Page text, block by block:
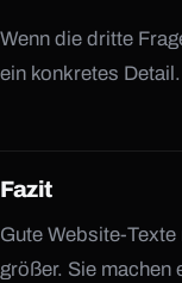
Wenn die dritte
ein konkretes Detail.
Fazit
Gute Website-
größer. Sie machen